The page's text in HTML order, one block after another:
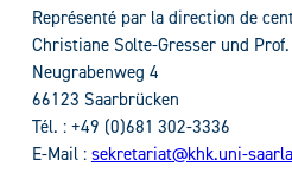
Représenté par la direction de
Christiane Solte-Gresser und
Neugrabenweg 4
66123 Saarbrücken
Tél. : +49 (0)681 302-3336
E-Mail : sekretariat@khk.uni-